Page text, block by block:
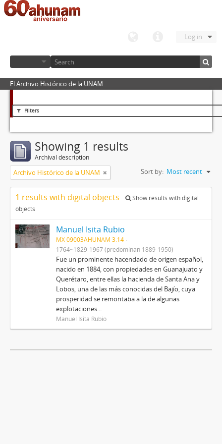
Log in
El Archivo Histórico de la UNAM
Filters
Showing 1 results
Archival description
Archivo Histórico de la UNAM Sort by: Most recent
1 results with digital objects
Show results with digital
objects
Manuel Isita Rubio
MX 09003AHUNAM 3.14
1764~1829-1967 (predominan 1889-1950)
Fue un prominente hacendado de origen español,
nacido en 1884, con propiedades en Guanajuato y
Querétaro, entre ellas la hacienda de Santa Ana y
Lobos, una de las más conocidas del Bajío, cuya
prosperidad se remontaba a la de algunas
explotaciones...
Manuel Isita Rubio